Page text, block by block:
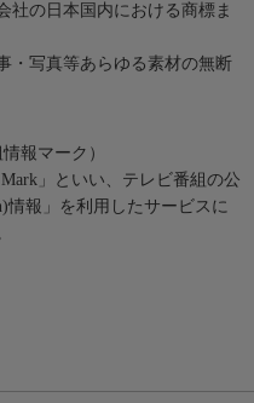
社の日本国内における商標ま
・写真等あらゆる素材の無断
報マーク）
」といい、テレビ番組の公
情報」を利用したサービスに